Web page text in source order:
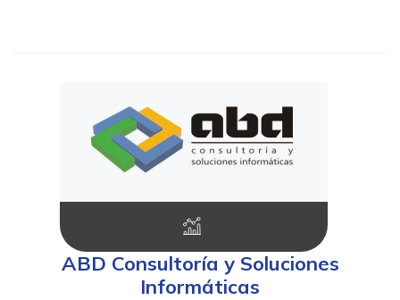
ABD Consultoría y Soluciones
Informáticas